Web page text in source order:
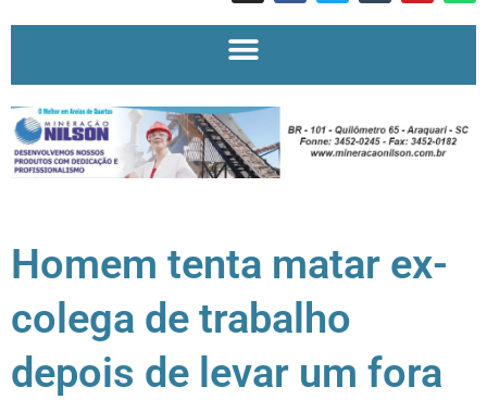
Homem tenta matar ex-
colega de trabalho
depois de levar um fora